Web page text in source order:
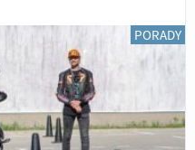
PORADY